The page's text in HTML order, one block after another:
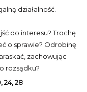
działalność.
do interesu? Trochę
o sprawie? Odrobinę
zachowując
rozsądku?
24, 28